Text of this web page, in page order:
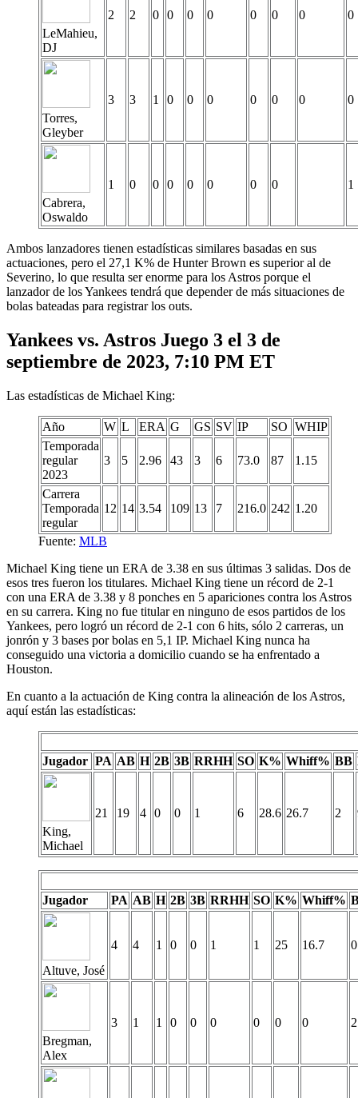
LeMahieu,
DJ
2 2 0 0 0 0 0 0 0 0
Torres,
Gleyber
3 3 1 0 0 0 0 0 0 0
Cabrera,
Oswaldo
1 0 0 0 0 0 0 0 1
Ambos lanzadores tienen estadísticas similares basadas en sus
actuaciones, pero el 27,1 K% de Hunter Brown es superior al de
Severino, lo que resulta ser enorme para los Astros porque el
lanzador de los Yankees tendrá que depender de más situaciones de
bolas bateadas para registrar los outs.
Yankees vs. Astros Juego 3 el 3 de
septiembre de 2023, 7:10 PM ET
Las estadísticas de Michael King:
Año W L ERA G GS SV IP SO WHIP
Temporada
regular
2023
3 5 2.96 43 3 6 73.0 87 1.15
Carrera
Temporada
regular
12 14 3.54 109 13 7 216.0 242 1.20
Fuente: MLB
Michael King tiene un ERA de 3.38 en sus últimas 3 salidas. Dos de
esos tres fueron los titulares. Michael King tiene un récord de 2-1
con una ERA de 3.38 y 8 ponches en 5 apariciones contra los Astros
en su carrera. King no fue titular en ninguno de esos partidos de los
Yankees, pero logró un récord de 2-1 con 6 hits, sólo 2 carreras, un
jonrón y 3 bases por bolas en 5,1 IP. Michael King nunca ha
conseguido una victoria a domicilio cuando se ha enfrentado a
Houston.
En cuanto a la actuación de King contra la alineación de los Astros,
aquí están las estadísticas:
Jugador PA AB H 2B 3B RRHH SO K% Whiff% BB
King,
Michael
21 19 4 0 0 1 6 28.6 26.7 2
Jugador PA AB H 2B 3B RRHH SO K% Whiff%
Altuve, José
4 4 1 0 0 1 1 25 16.7 0
Bregman,
Alex
3 1 1 0 0 0 0 0 0 2